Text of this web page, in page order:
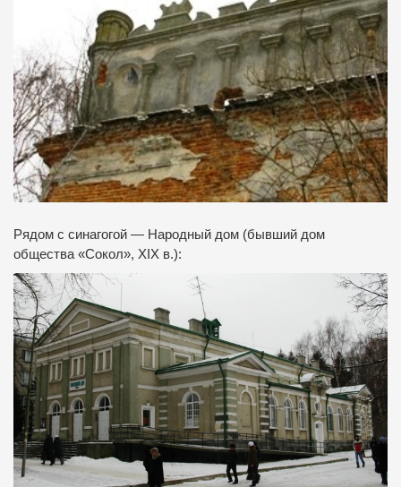
Рядом с синагогой — Народный дом (бывший дом
общества «Сокол», XIX в.):